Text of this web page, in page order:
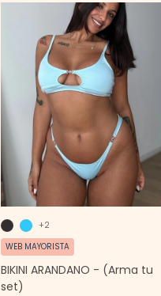
BIKINI ARANDANO - (Arma tu
set)
WEB MAYORISTA
+2